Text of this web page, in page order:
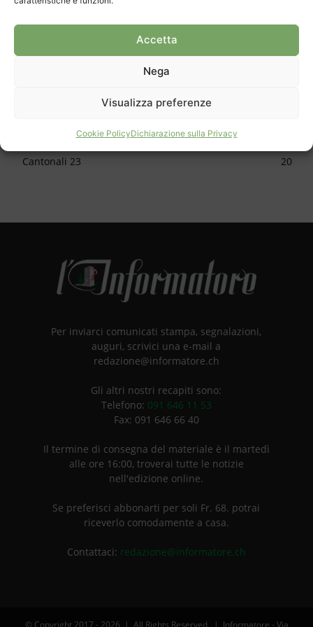
Accetta
Nega
Visualizza preferenze
Cookie PolicyDichiarazione sulla Privacy
CATEGORIE
Cultura
624
Approfondimento
Cantonali 23
20
Per inviarci comunicati stampa, segnalazioni,
auguri, scrivici una e-mail a
redazione@informatore.ch
Gli altri nostri recapiti sono:
Telefono: 091 646 11 53
Fax: 091 646 66 40
Il termine di consegna del materiale è il martedì
alle ore 16:00, troverai tutte le notizie
nell'edizione online.
Se preferisci abbonarti per soli Fr. 68. potrai
riceverlo comodamente a casa.
Contattaci: redazione@informatore.ch
© Copyright 2017 - 2026 | All Rights Reserved | Informatore - Via